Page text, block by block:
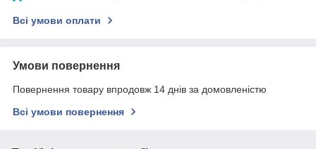
Всі умови оплати
Умови повернення
Повернення товару впродовж 14 днів за домовленістю
Всі умови повернення